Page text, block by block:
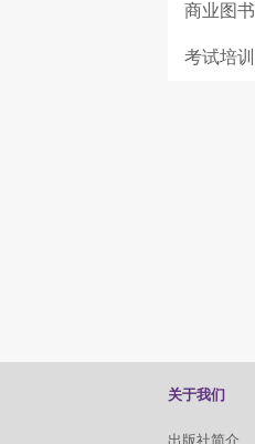
商业图书
考试培训
关于我们
出版社简介